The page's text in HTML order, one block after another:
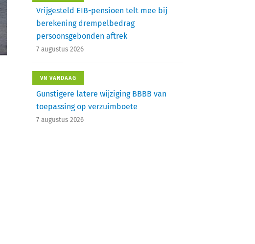
Vrijgesteld EIB-pensioen telt mee bij
berekening drempelbedrag
persoonsgebonden aftrek
7 augustus 2026
VN VANDAAG
Gunstigere latere wijziging BBBB van
toepassing op verzuimboete
7 augustus 2026